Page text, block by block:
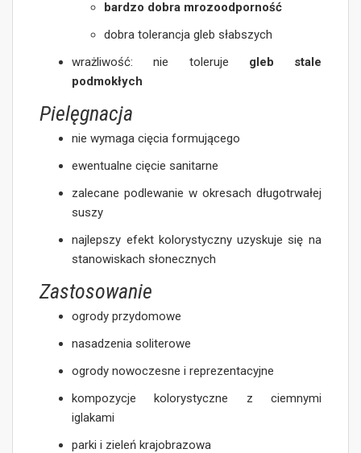
bardzo dobra mrozoodporność
dobra tolerancja gleb słabszych
wrażliwość: nie toleruje gleb stale
podmokłych
Pielęgnacja
nie wymaga cięcia formującego
ewentualne cięcie sanitarne
zalecane podlewanie w okresach długotrwałej
suszy
najlepszy efekt kolorystyczny uzyskuje się na
stanowiskach słonecznych
Zastosowanie
ogrody przydomowe
nasadzenia soliterowe
ogrody nowoczesne i reprezentacyjne
kompozycje kolorystyczne z ciemnymi
iglakami
parki i zieleń krajobrazowa